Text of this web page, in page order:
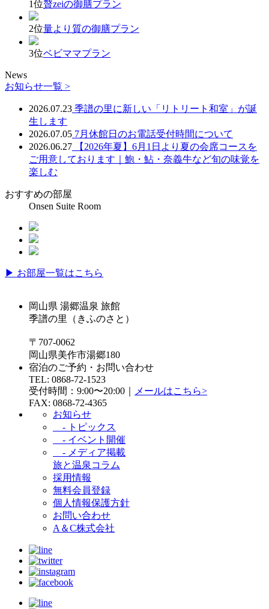
1位贅zeiの御膳プラン
2位量より質の御膳プラン
3位ベビママプラン
News
お知らせ一覧 >
2026.07.23 季譜の里に新しい「リトリート和室」が誕
生します
2026.07.05 7月休館日のお電話受付時間について
2026.06.27 【2026年夏】6月1日より夏の会席コースを
ご用意しております｜鮑・鮎・奈義牛など旬の味覚を
楽しむ
おすすめの部屋
Onsen Suite Room
▶ お部屋一覧はこちら
岡山県 湯郷温泉 旅館
季譜の里（きふのさと）
〒707-0062
岡山県美作市湯郷180
宿泊のご予約・お問い合わせ
TEL: 0868-72-1523
受付時間：9:00〜20:00｜
メールはこちら>
FAX: 0868-72-4365
お知らせ
- トピックス
- イベント開催
- メディア掲載
旅と温泉コラム
採用情報
無料会員登録
個人情報保護方針
お問い合わせ
A＆C株式会社